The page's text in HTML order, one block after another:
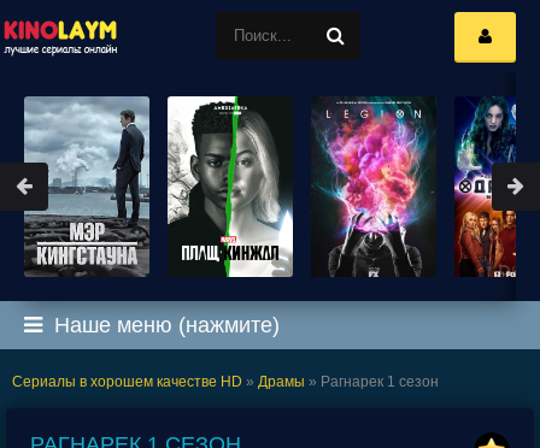
Наше меню (нажмите)
Сериалы в хорошем качестве HD » Драмы » Рагнарек 1 сезон